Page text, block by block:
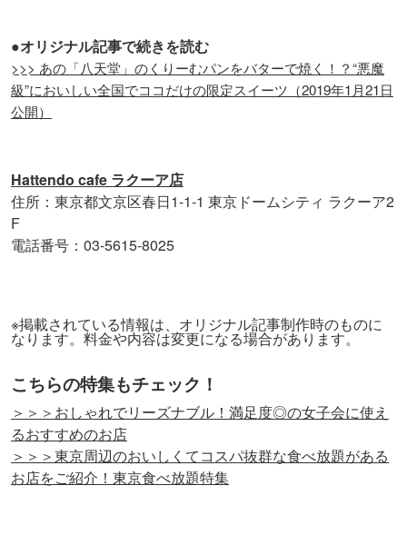
●オリジナル記事で続きを読む
>>> あの「八天堂」のくりーむパンをバターで焼く！？“悪魔
級”においしい全国でココだけの限定スイーツ（2019年1月21日
公開）
Hattendo cafe ラクーア店
住所：東京都文京区春日1-1-1 東京ドームシティ ラクーア2
F
電話番号：03-5615-8025
※掲載されている情報は、オリジナル記事制作時のものに
なります。料金や内容は変更になる場合があります。
こちらの特集もチェック！
＞＞＞おしゃれでリーズナブル！満足度◎の女子会に使え
るおすすめのお店
＞＞＞東京周辺のおいしくてコスパ抜群な食べ放題がある
お店をご紹介！東京食べ放題特集